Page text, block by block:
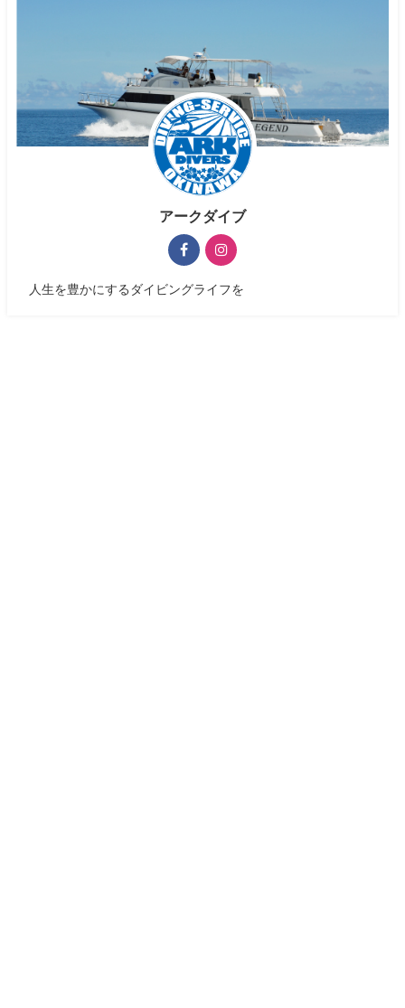
アークダイブ
人生を豊かにするダイビングライフを